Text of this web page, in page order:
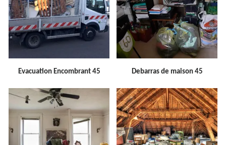
Evacuation Encombrant 45 Debarras de maison 45